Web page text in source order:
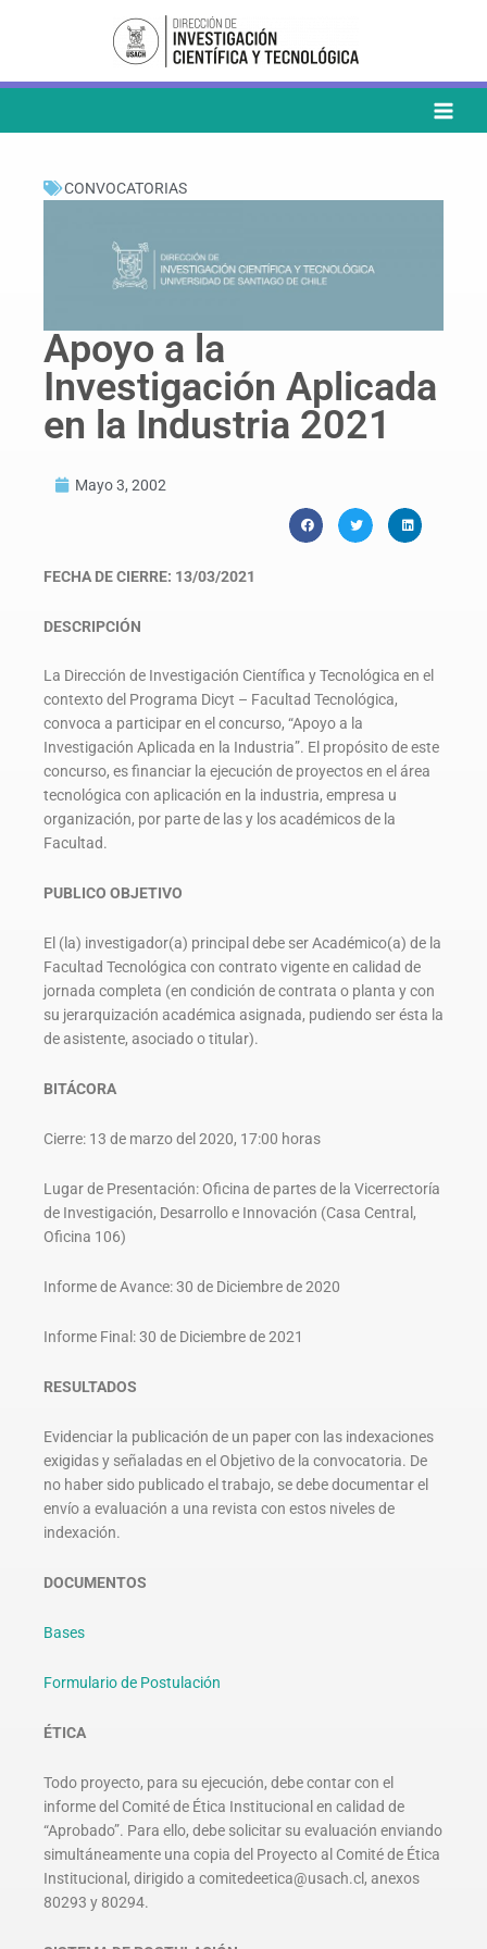
CONVOCATORIAS
Apoyo a la
Investigación Aplicada
en la Industria 2021
Mayo 3, 2002
FECHA DE CIERRE: 13/03/2021
DESCRIPCIÓN
La Dirección de Investigación Científica y Tecnológica en el
contexto del Programa Dicyt – Facultad Tecnológica,
convoca a participar en el concurso, “Apoyo a la
Investigación Aplicada en la Industria”. El propósito de este
concurso, es financiar la ejecución de proyectos en el área
tecnológica con aplicación en la industria, empresa u
organización, por parte de las y los académicos de la
Facultad.
PUBLICO OBJETIVO
El (la) investigador(a) principal debe ser Académico(a) de la
Facultad Tecnológica con contrato vigente en calidad de
jornada completa (en condición de contrata o planta y con
su jerarquización académica asignada, pudiendo ser ésta la
de asistente, asociado o titular).
BITÁCORA
Cierre: 13 de marzo del 2020, 17:00 horas
Lugar de Presentación: Oficina de partes de la Vicerrectoría
de Investigación, Desarrollo e Innovación (Casa Central,
Oficina 106)
Informe de Avance: 30 de Diciembre de 2020
Informe Final: 30 de Diciembre de 2021
RESULTADOS
Evidenciar la publicación de un paper con las indexaciones
exigidas y señaladas en el Objetivo de la convocatoria. De
no haber sido publicado el trabajo, se debe documentar el
envío a evaluación a una revista con estos niveles de
indexación.
DOCUMENTOS
Bases
Formulario de Postulación
ÉTICA
Todo proyecto, para su ejecución, debe contar con el
informe del Comité de Ética Institucional en calidad de
“Aprobado”. Para ello, debe solicitar su evaluación enviando
simultáneamente una copia del Proyecto al Comité de Ética
Institucional, dirigido a comitedeetica@usach.cl, anexos
80293 y 80294.